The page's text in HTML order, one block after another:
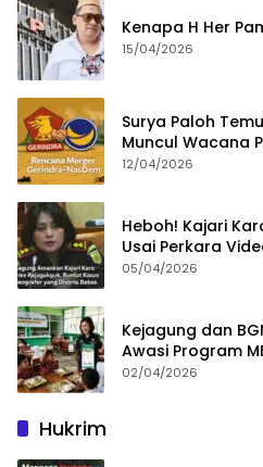
Kenapa H Her
15/04/2026
Surya Paloh
Muncul Wacana
dan Gerindra
12/04/2026
Heboh! Kajari
Usai Perkara
05/04/2026
Kejagung dan
Awasi Program
02/04/2026
Hukrim